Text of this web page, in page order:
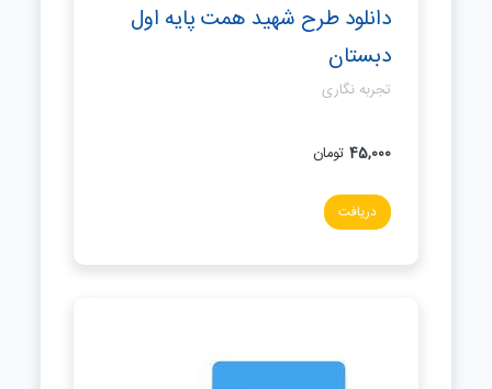
دانلود طرح شهید همت پایه اول
دبستان
تجربه نگاری
45,000 تومان
دریافت